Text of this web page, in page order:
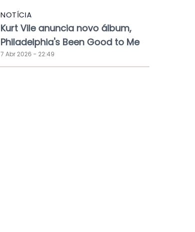
NOTÍCIA
Kurt Vile anuncia novo álbum,
Philadelphia's Been Good to Me
7 Abr 2026 - 22:49